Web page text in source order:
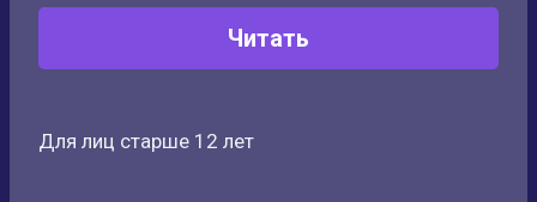
Читать
Для лиц старше 12 лет